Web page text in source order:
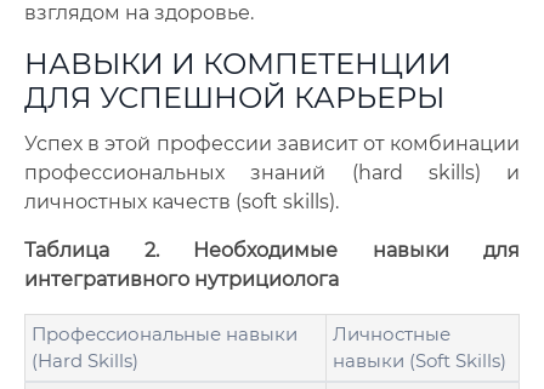
взглядом на здоровье.
НАВЫКИ И КОМПЕТЕНЦИИ
ДЛЯ УСПЕШНОЙ КАРЬЕРЫ
Успех в этой профессии зависит от комбинации
профессиональных знаний (hard skills) и
личностных качеств (soft skills).
Таблица 2. Необходимые навыки для
интегративного нутрициолога
Профессиональные навыки
(Hard Skills)
Личностные
навыки (Soft Skills)